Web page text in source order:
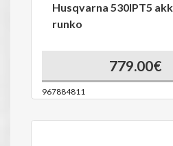
Husqvarna 530IPT5
runko
779.00€
967884811